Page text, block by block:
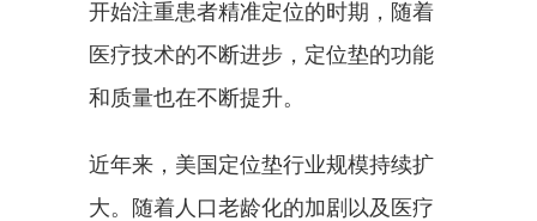
开始注重患者精准定位的时期，随着
医疗技术的不断进步，定位垫的功能
和质量也在不断提升。
近年来，美国定位垫行业规模持续扩
大。随着人口老龄化的加剧以及医疗